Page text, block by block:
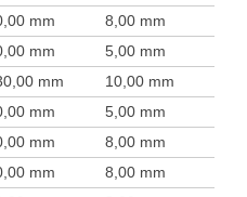
mm 8,00 mm
mm 5,00 mm
mm 10,00 mm
mm 5,00 mm
mm 8,00 mm
mm 8,00 mm